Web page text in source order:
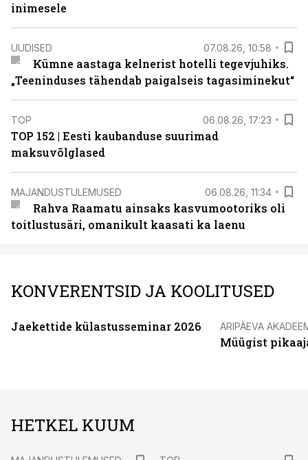
inimesele
UUDISED 07.08.26, 10:58
Kümne aastaga kelnerist hotelli tegevjuhiks.
„Teeninduses tähendab paigalseis tagasiminekut“
TOP 06.08.26, 17:23
TOP 152 | Eesti kaubanduse suurimad
maksuvõlglased
MAJANDUSTULEMUSED 06.08.26, 11:34
Rahva Raamatu ainsaks kasvumootoriks oli
toitlustusäri, omanikult kaasati ka laenu
KONVERENTSID JA KOOLITUSED
Jaekettide külastusseminar 2026 ÄRIPÄEVA
Müügist
HETKEL KUUM